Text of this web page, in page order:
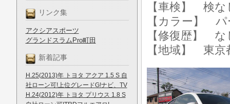
リンク集
アクシアスポーツ
グランドスラムPro町田
新着記事
H.25(2013)年 トヨタ アクア 1.5 S 自
社ローン可!上位グレードG!ナビ、TV
H.24(2012)年 トヨタ プリウス 1.8 S
【車検】 検な
【カラー】
【修復歴】 な
【地域】 東京